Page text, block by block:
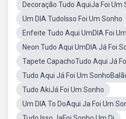
Decoração Tudo AquiJa Foi Um
Um DIA TudoIsso Foi Um Sonho
Enfeite Tudo Aqui UmDIA Foi
Neon Tudo Aqui UmDIA Já Foi
Tapete CapachoTudo Aqui Já
Tudo Aqui Já Foi Um
Tudo AkiJá Foi Um Sonho
Um DIA To DoAqui Ja Foi Um